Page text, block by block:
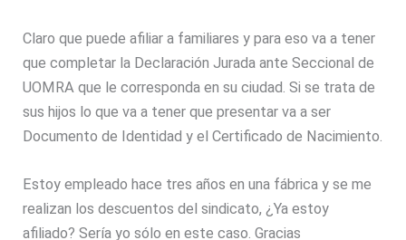
Claro que puede afiliar a familiares y para eso va a tener
que completar la Declaración Jurada ante Seccional de
UOMRA que le corresponda en su ciudad. Si se trata de
sus hijos lo que va a tener que presentar va a ser
Documento de Identidad y el Certificado de Nacimiento.
Estoy empleado hace tres años en una fábrica y se me
realizan los descuentos del sindicato, ¿Ya estoy
afiliado? Sería yo sólo en este caso. Gracias